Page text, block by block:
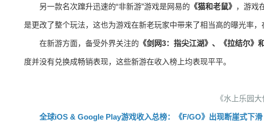
另一款名次蹿升迅速的“非新游”游戏是网易的 《猫和老鼠》 ，游戏
是更改了整个玩法，这也为游戏在新老玩家中带来了相当高的曝光率，
在新游方面，备受外界关注的 《剑网3：指尖江湖》、《拉结尔》
度并没有兑换成畅销表现，这些新游在收入榜上均表现平平。
《水上乐园大
全球iOS & Google Play游戏收入总榜：《F/GO》出现断崖式下滑